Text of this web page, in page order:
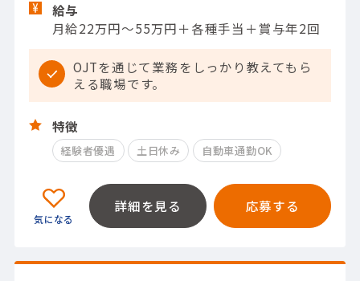
給与
月給22万円～55万円＋各種手当＋賞与年2回
OJTを通じて業務をしっかり教えてもら
える職場です。
特徴
経験者優遇 土日休み 自動車通勤OK
詳細を見る 応募する